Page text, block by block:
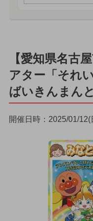
【愛知県名古
アター「それ
ばいきんまん
開催日時：2025/01/12(